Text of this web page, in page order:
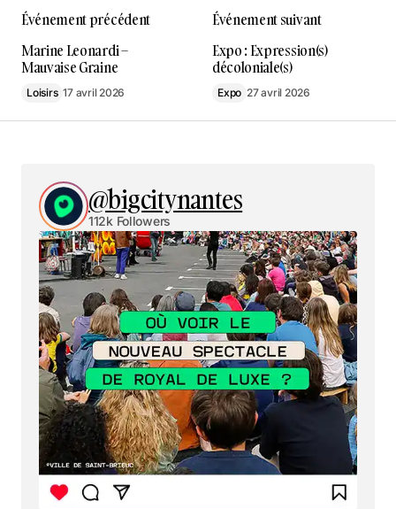
Événement précédent
Marine Leonardi –
Mauvaise Graine
Loisirs 17 avril 2026
Événement suivant
Expo : Expression(s)
décoloniale(s)
Expo 27 avril 2026
@bigcitynantes
112k Followers